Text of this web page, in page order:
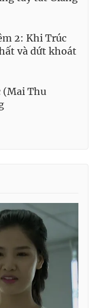
2: Khi Trúc
và dứt khoát
(Mai Thu